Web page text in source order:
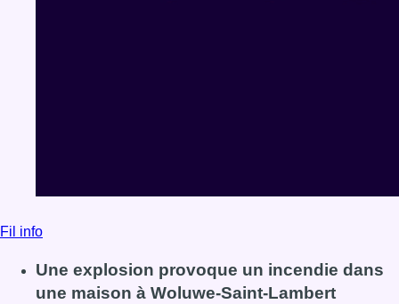
Fil info
Une explosion provoque un incendie dans
une maison à Woluwe-Saint-Lambert